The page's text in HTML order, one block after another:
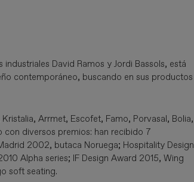
David Ramos y Jordi Bassols, está
contemporáneo, buscando en sus productos
Arrmet, Escofet, Famo, Porvasal, Bolia,
con diversos premios: han recibido 7
2002, butaca Noruega; Hospitality Design
Alpha series; IF Design Award 2015, Wing
soft seating.